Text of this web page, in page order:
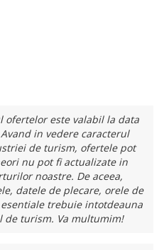
este valabil la data
in vedere caracterul
de turism, ofertele pot
nu pot fi actualizate in
noastre. De aceea,
datele de plecare, orele de
trebuie intotdeauna
de turism. Va multumim!